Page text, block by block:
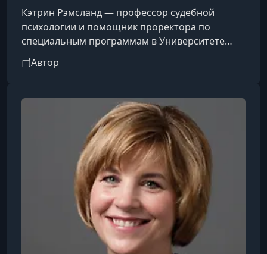
Кэтрин Рэмсланд — профессор судебной
психологии и помощник проректора по
специальным программам в Университете
ДеСейлса. Она имеет ученые степени по
судебной психологии, клинической
философии. Кэтрин была удостоена звания
выдающейся выпускницы Северо-Аризонского
университета и колледжа уголовного
правосудия Джона Джея.Автор более 1000
статей и 68 книг, Кэтрин провела пять лет,
работая с Деннисом Рейдером над ег
Автор